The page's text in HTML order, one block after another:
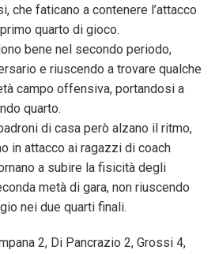
che faticano a contenere l’attacco
quarto di gioco.
bene nel secondo periodo,
e riuscendo a trovare qualche
campo offensiva, portandosi a
quarto.
di casa però alzano il ritmo,
in attacco ai ragazzi di coach
a subire la fisicità degli
metà di gara, non riuscendo
nei due quarti finali.
2, Di Pancrazio 2, Grossi 4,